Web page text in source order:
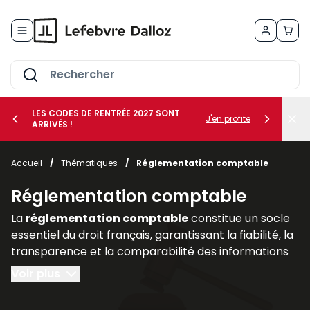
le sous-menu Vos métiers
le sous-menu Vos besoins
LES CODES DE RENTRÉE 2027 SONT
ARRIVÉS !
J'en profite
Accueil / Thématiques / Réglementation comptable
Réglementation comptable
La réglementation comptableconstitue un socle
essentiel du droit français, garantissant la fiabilité, la
transparence et la comparabilité des informations
financières produites par les entreprises. Elle
encadre la manière dont les sociétés doivent